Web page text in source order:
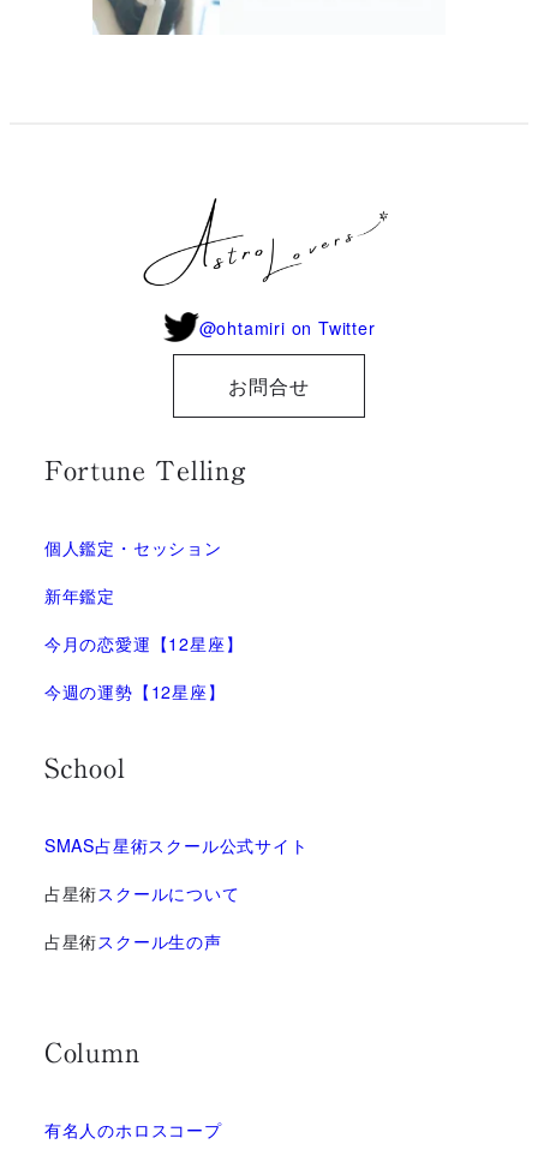
@ohtamiri on Twitter
お問合せ
Fortune Telling
個人鑑定・セッション
新年鑑定
今月の恋愛運【12星座】
今週の運勢【12星座】
School
SMAS占星術スクール公式サイト
占星術スクールについて
占星術スクール生の声
Column
有名人のホロスコープ